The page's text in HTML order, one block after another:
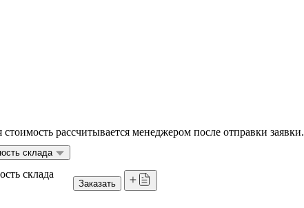
рассчитывается менеджером после отправки заявки.
склада
склада
Заказать